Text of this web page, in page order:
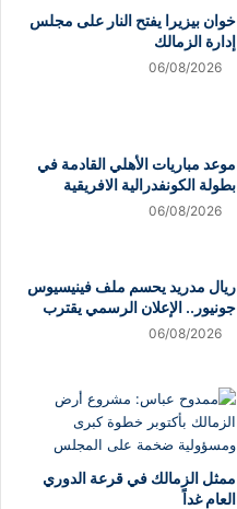
خوان بيزيرا يفتح النار على مجلس
إدارة الزمالك
06/08/2026
موعد مباريات الأهلي القادمة في
بطولة الكونفدرالية الافريقية
06/08/2026
ريال مدريد يحسم ملف فينيسيوس
جونيور.. الإعلان الرسمي يقترب
06/08/2026
ممثل الزمالك في قرعة الدوري
العام غداً